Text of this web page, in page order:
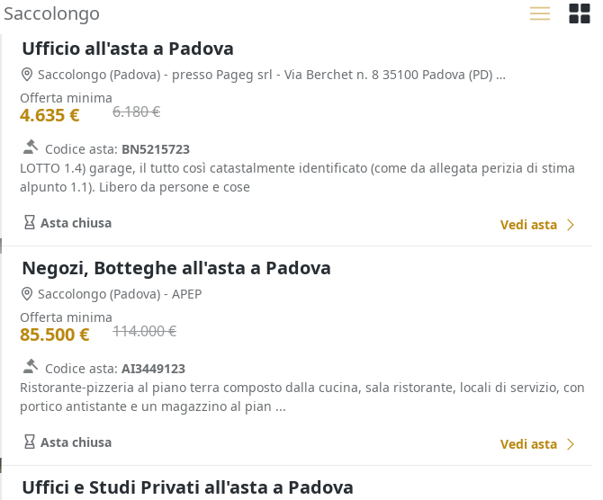
Ufficio all'asta a Padova
Saccolongo (Padova)
- presso Pageg srl - Via Berchet n. 8 35100 Padova (PD) Italia
Offerta minima
4.635 € 6.180 €
Codice asta: BN5215723
LOTTO 1.4) garage, il tutto così catastalmente identificato (come da allegata perizia di stima
alpunto 1.1). Libero da persone e cose
Asta chiusa Vedi asta
Negozi, Botteghe all'asta a Padova
Saccolongo (Padova) - APEP
Offerta minima
85.500 € 114.000 €
Codice asta: AI3449123
Ristorante-pizzeria al piano terra composto dalla cucina, sala ristorante, locali di servizio, con
portico antistante e un magazzino al pian ...
Asta chiusa Vedi asta
Uffici e Studi Privati all'asta a Padova